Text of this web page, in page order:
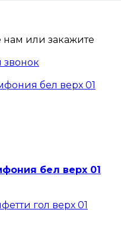
нам или закажите
бел верх 01